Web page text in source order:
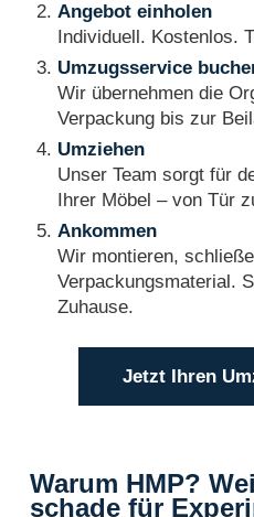
Angebot einholen
Individuell. Kostenlos.
Umzugsservice
Wir übernehmen die
Verpackung bis zur
Umziehen
Unser Team sorgt für
Ihrer Möbel – von Tür
Ankommen
Wir montieren,
Verpackungsmaterial.
Zuhause.
Jetzt Ihren
Warum HMP?
schade für